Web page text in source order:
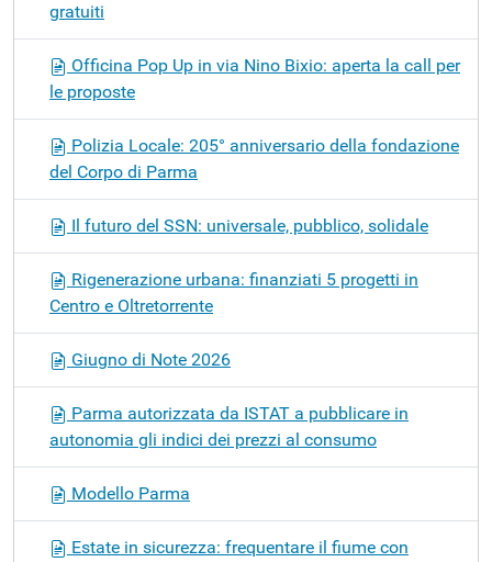
gratuiti
Officina Pop Up in via Nino Bixio: aperta la call per
le proposte
Polizia Locale: 205° anniversario della fondazione
del Corpo di Parma
Il futuro del SSN: universale, pubblico, solidale
Rigenerazione urbana: finanziati 5 progetti in
Centro e Oltretorrente
Giugno di Note 2026
Parma autorizzata da ISTAT a pubblicare in
autonomia gli indici dei prezzi al consumo
Modello Parma
Estate in sicurezza: frequentare il fiume con